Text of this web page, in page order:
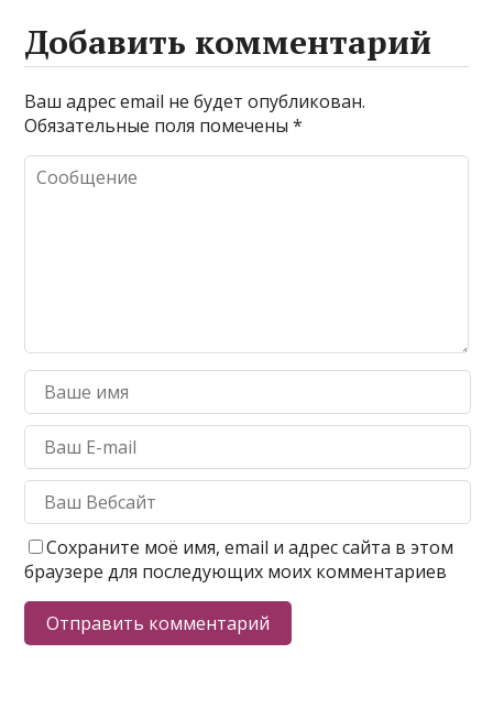
Добавить комментарий
Ваш адрес email не будет опубликован.
Обязательные поля помечены*
Сохраните моё имя, email и адрес сайта в этом
браузере для последующих моих комментариев